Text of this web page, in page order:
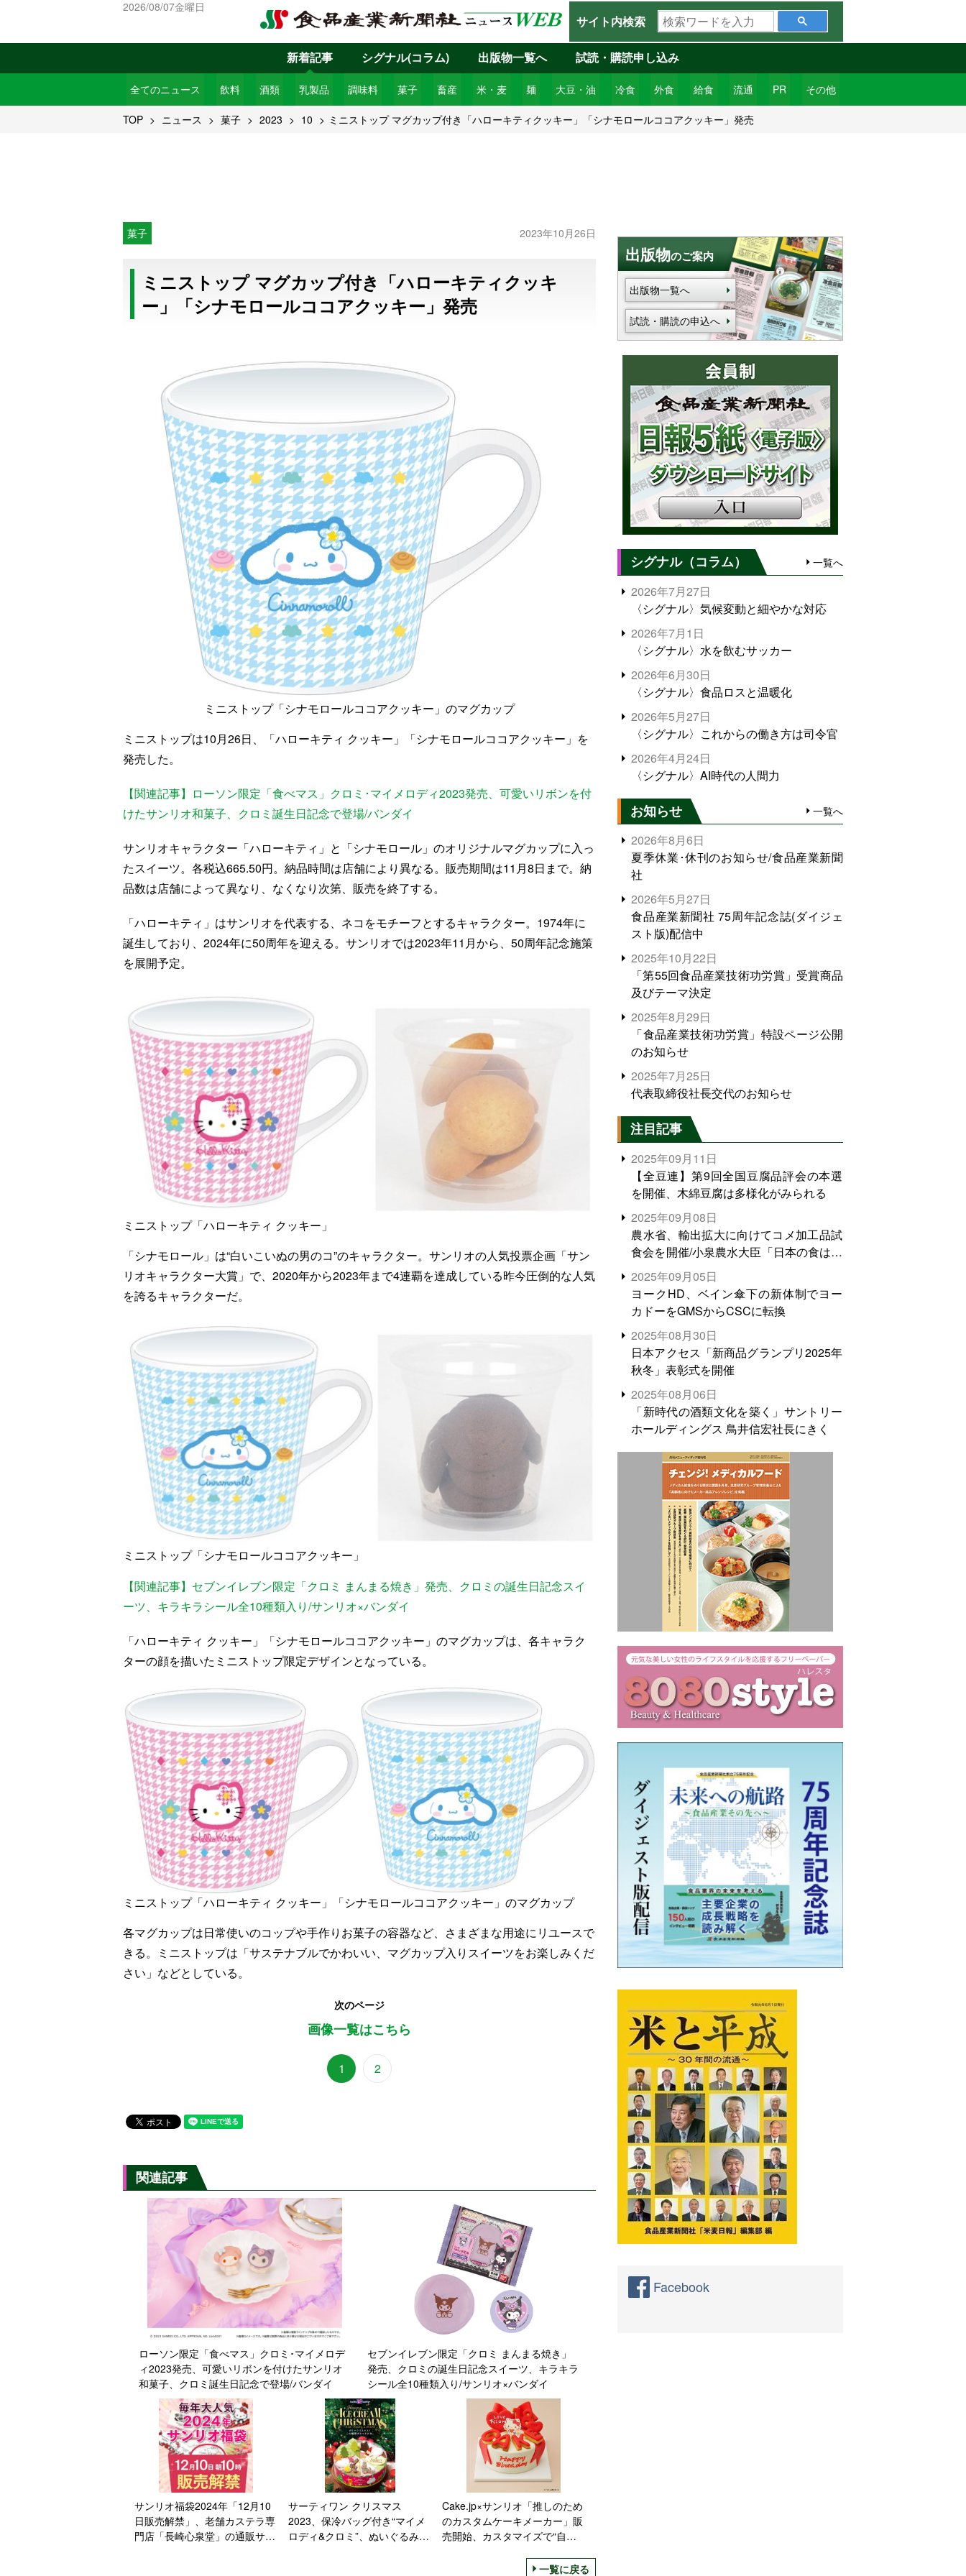
2026/08/07金曜日
サイト内検索
検
索
ワ
ー
ド
を
入
新着記事
全てのニュース 飲料 酒類 乳製品 調味料 菓子 畜産 米・麦 麺 大豆・油 冷食 外食 給食 流通 PR その他
シグナル(コラム) 出版物一覧へ 試読・購読申し込み
TOP ニュース 菓子 2023 10 ミニストップ マグカップ付き「ハローキティクッキー」「シナモロールココアクッキー」発売
菓子 2023年10月26日
ミニストップ マグカップ付き「ハローキティクッキ
ー」「シナモロールココアクッキー」発売
ミニストップ「シナモロールココアクッキー」のマグカップ
ミニストップは10月26日、「ハローキティ クッキー」「シナモロールココアクッキー」を
発売した。
【関連記事】ローソン限定「食べマス」クロミ･マイメロディ2023発売、可愛いリボンを付
けたサンリオ和菓子、クロミ誕生日記念で登場/バンダイ
サンリオキャラクター「ハローキティ」と「シナモロール」のオリジナルマグカップに入っ
たスイーツ。各税込665.50円。納品時間は店舗により異なる。販売期間は11月8日まで。納
品数は店舗によって異なり、なくなり次第、販売を終了する。
「ハローキティ」はサンリオを代表する、ネコをモチーフとするキャラクター。1974年に
誕生しており、2024年に50周年を迎える。サンリオでは2023年11月から、50周年記念施策
を展開予定。
ミニストップ「ハローキティ クッキー」
「シナモロール」は“白いこいぬの男のコ”のキャラクター。サンリオの人気投票企画「サン
リオキャラクター大賞」で、2020年から2023年まで4連覇を達成している昨今圧倒的な人気
を誇るキャラクターだ。
ミニストップ「シナモロールココアクッキー」
【関連記事】セブンイレブン限定「クロミ まんまる焼き」発売、クロミの誕生日記念スイ
ーツ、キラキラシール全10種類入り/サンリオ×バンダイ
「ハローキティ クッキー」「シナモロールココアクッキー」のマグカップは、各キャラク
ターの顔を描いたミニストップ限定デザインとなっている。
ミニストップ「ハローキティ クッキー」「シナモロールココアクッキー」のマグカップ
各マグカップは日常使いのコップや手作りお菓子の容器など、さまざまな用途にリユースで
きる。ミニストップは「サステナブルでかわいい、マグカップ入りスイーツをお楽しみくだ
さい」などとしている。
次のページ
画像一覧はこちら
1 2
関連記事
ローソン限定「食べマス」クロミ･マイメロデ
ィ2023発売、可愛いリボンを付けたサンリオ
和菓子、クロミ誕生日記念で登場/バンダイ
セブンイレブン限定「クロミ まんまる焼き」
発売、クロミの誕生日記念スイーツ、キラキラ
シール全10種類入り/サンリオ×バンダイ
サンリオ福袋2024年「12月10
日販売解禁」、老舗カステラ専
門店「長崎心泉堂」の通販サイ
サーティワン クリスマス
2023、保冷バッグ付き“マイメ
ロディ&クロミ”、ぬいぐるみ付
Cake.jp×サンリオ「推しのため
のカスタムケーキメーカー」販
売開始、カスタマイズで“自分
ハローキティ･シナモロール･ポ
一覧に戻る
出版物のご案内
出版物一覧へ
試読・購読の申込へ
シグナル（コラム） 一覧へ
2026年7月27日
〈シグナル〉気候変動と細やかな対応
2026年7月1日
〈シグナル〉水を飲むサッカー
2026年6月30日
〈シグナル〉食品ロスと温暖化
2026年5月27日
〈シグナル〉これからの働き方は司令官
2026年4月24日
〈シグナル〉AI時代の人間力
お知らせ 一覧へ
2026年8月6日
夏季休業･休刊のお知らせ/食品産業新聞
社
2026年5月27日
食品産業新聞社 75周年記念誌(ダイジェ
スト版)配信中
2025年10月22日
「第55回食品産業技術功労賞」受賞商品
及びテーマ決定
2025年8月29日
「食品産業技術功労賞」特設ページ公開
のお知らせ
2025年7月25日
代表取締役社長交代のお知らせ
注目記事
2025年09月11日
【全豆連】第9回全国豆腐品評会の本選
を開催、木綿豆腐は多様化がみられる
2025年09月08日
農水省、輸出拡大に向けてコメ加工品試
食会を開催/小泉農水大臣「日本の食は世
界でトップをとれる。米増産に向けて、
米輸出需要の拡大を」
2025年09月05日
ヨークHD、ベイン傘下の新体制でヨー
カドーをGMSからCSCに転換
2025年08月30日
日本アクセス「新商品グランプリ2025年
秋冬」表彰式を開催
2025年08月06日
「新時代の酒類文化を築く」サントリー
ホールディングス 鳥井信宏社長にきく
Facebook